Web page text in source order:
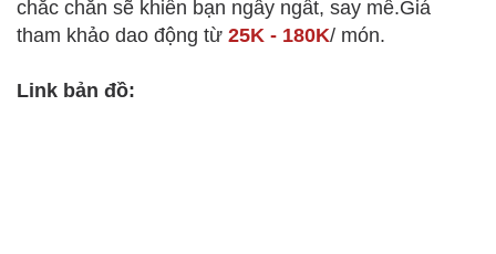
chắc chắn sẽ khiến bạn ngây ngất, say mê.Giá
tham khảo dao động từ 25K - 180K/ món.
Link bản đồ: